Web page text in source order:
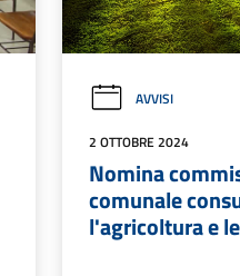
AVVISI
2 OTTOBRE 2024
Nomina
comunale
l'agricoltura e